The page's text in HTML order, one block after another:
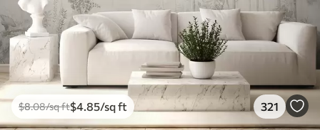
$8.08/sq ft$4 .85/sq ft 321